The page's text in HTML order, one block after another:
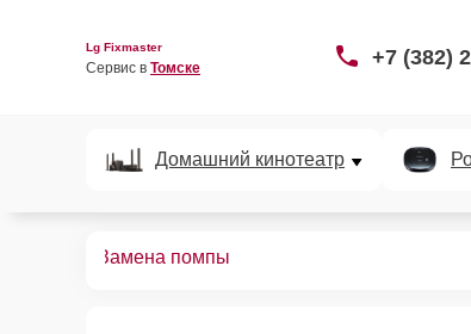
Lg Fixmaster
Сервис в Томске +7 (382)
Домашний кинотеатр
Замена помпы